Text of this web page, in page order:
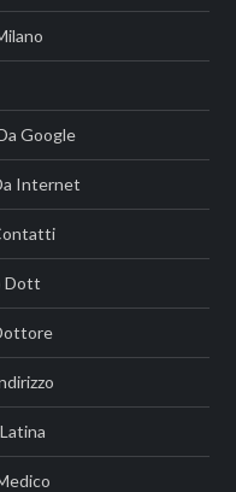
Google
Internet
Dott